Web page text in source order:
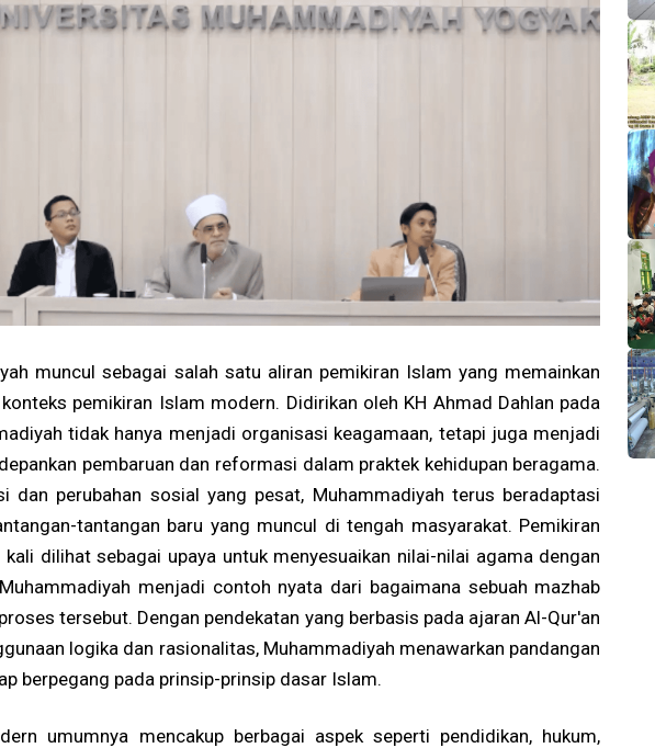
muncul sebagai salah satu aliran pemikiran Islam yang memainkan
pemikiran Islam modern. Didirikan oleh KH Ahmad Dahlan pada
tidak hanya menjadi organisasi keagamaan, tetapi juga menjadi
pembaruan dan reformasi dalam praktek kehidupan beragama.
dan perubahan sosial yang pesat, Muhammadiyah terus beradaptasi
tantangan baru yang muncul di tengah masyarakat. Pemikiran
dilihat sebagai upaya untuk menyesuaikan nilai-nilai agama dengan
menjadi contoh nyata dari bagaimana sebuah mazhab
tersebut. Dengan pendekatan yang berbasis pada ajaran Al-Qur'an
logika dan rasionalitas, Muhammadiyah menawarkan pandangan
berpegang pada prinsip-prinsip dasar Islam.
umumnya mencakup berbagai aspek seperti pendidikan, hukum,